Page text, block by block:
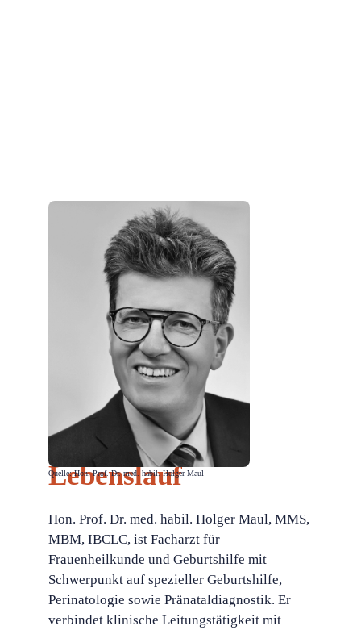
Quelle: Hon. Prof. Dr. med. habil. Holger Maul
Lebenslauf
Hon. Prof. Dr. med. habil. Holger Maul, MMS,
MBM, IBCLC, ist Facharzt für
Frauenheilkunde und Geburtshilfe mit
Schwerpunkt auf spezieller Geburtshilfe,
Perinatologie sowie Pränataldiagnostik. Er
verbindet klinische Leitungstätigkeit mit